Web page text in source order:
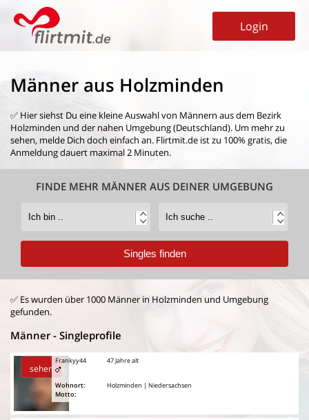
Login
Männer aus Holzminden
✅ Hier siehst Du eine kleine Auswahl von Männern aus dem Bezirk
Holzminden und der nahen Umgebung (Deutschland). Um mehr zu
sehen, melde Dich doch einfach an. Flirtmit.de ist zu 100% gratis, die
Anmeldung dauert maximal 2 Minuten.
FINDE MEHR MÄNNER AUS DEINER UMGEBUNG
✅ Es wurden über 1000 Männer in Holzminden und Umgebung
gefunden.
Männer - Singleprofile
sehen
Frankyy44
Wohnort:
Motto:
47 Jahre alt
Holzminden | Niedersachsen